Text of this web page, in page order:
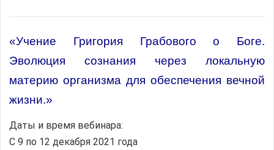
«Учение Григория Грабового о Боге.
Эволюция сознания через локальную
материю организма для обеспечения вечной
жизни.»
Даты и время вебинара:
С 9 по 12 декабря 2021 года